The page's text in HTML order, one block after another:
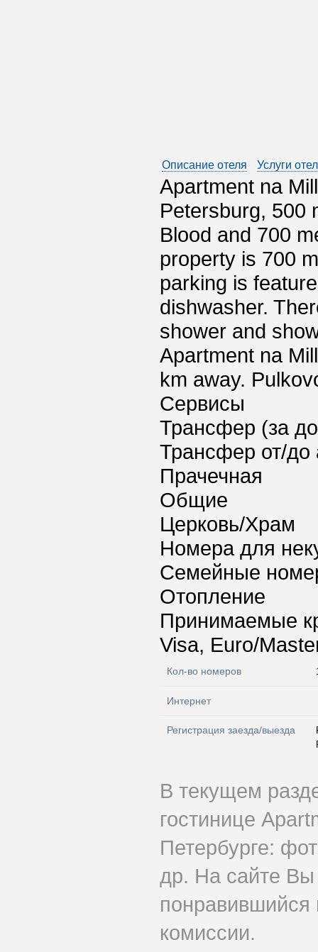
Описание отеля Услуги
Apartment na
Petersburg, 500
Blood and 700
property is 700
parking is
dishwasher.
shower and
Apartment na
km away.
Сервисы
Трансфер (за
Трансфер от/до
Прачечная
Общие
Церковь/Храм
Номера для
Семейные
Отопление
Принимаемые
Visa, Euro/
Кол-во номеров
Интернет
Регистрация заезда/выезда
В текущем
гостинице
Петербурге:
др. На сайте Вы
понравившийся
комиссии.